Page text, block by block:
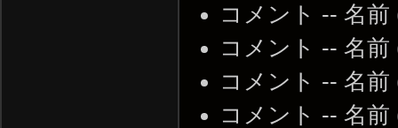
コメント -- 名前
コメント -- 名前
コメント -- 名前
コメント -- 名前